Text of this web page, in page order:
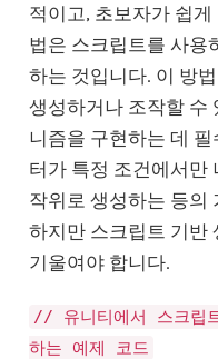
적이고, 초보자가 쉽
법은 스크립트를 사용
하는 것입니다. 이 방
생성하거나 조작할 수
니즘을 구현하는 데
터가 특정 조건에서만
작위로 생성하는 등의
하지만 스크립트 기반
기울여야 합니다.
// 유니티에서 스크립
하는 예제 코드